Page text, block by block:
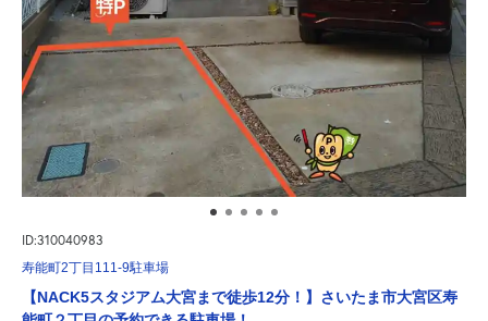
ID:310040983
寿能町2丁目111-9駐車場
【NACK5スタジアム大宮まで徒歩12分！】さいたま市大宮区寿